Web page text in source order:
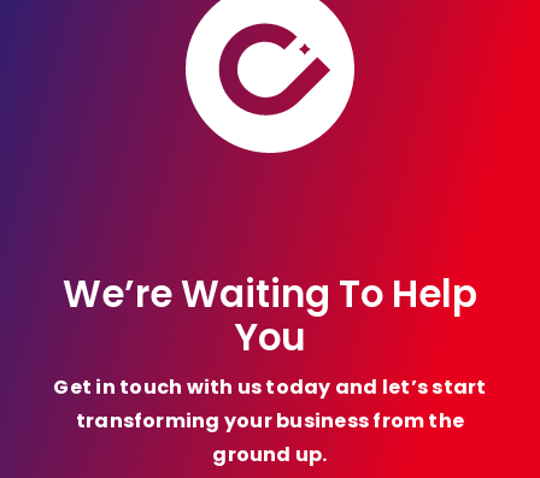
We’re Waiting To Help
You
Get in touch with us today and let’s start
transforming your business from the
ground up.